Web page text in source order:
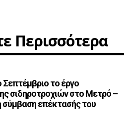
Περισσότερα
Σεπτέμβριο το έργο
σιδηροτροχιών στο Μετρό –
σύμβαση επέκτασής του